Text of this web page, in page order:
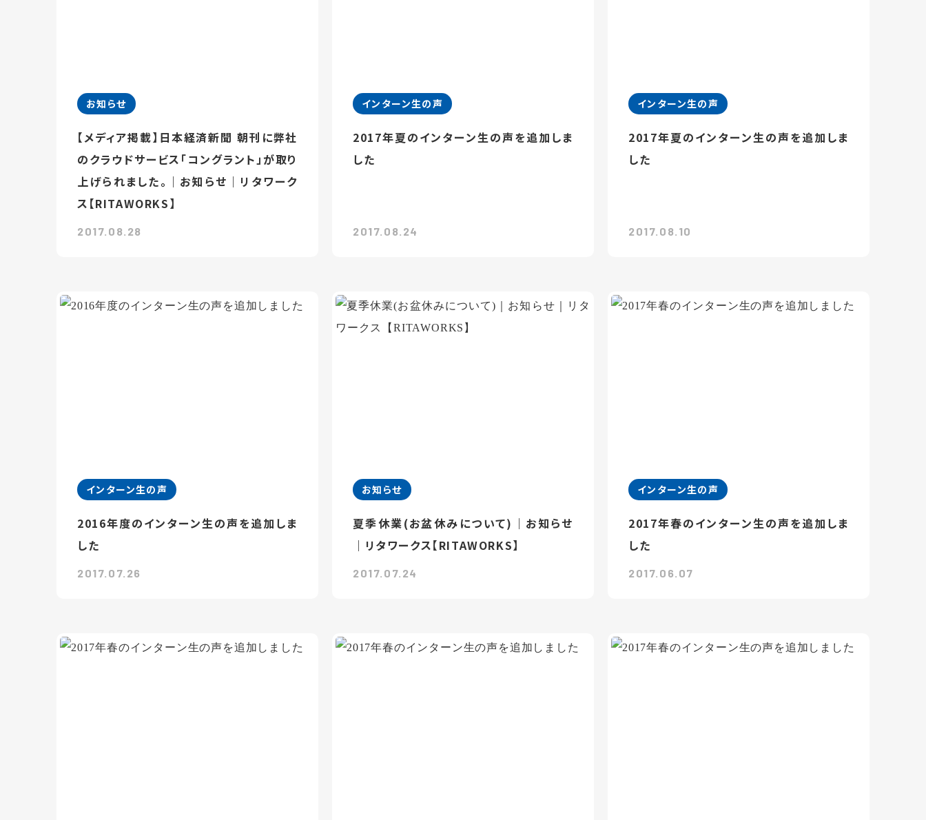
お知らせ
【メディア掲載】日本経済新聞 朝刊に弊社
のクラウドサービス「コングラント」が取り
上げられました。｜お知らせ｜リタワーク
ス【RITAWORKS】
2017.08.28
インターン生の声
2017年夏のインターン生の声を追加しま
した
2017.08.24
インターン生の声
2017年夏のインターン生の声を追加しま
した
2017.08.10
インターン生の声
2016年度のインターン生の声を追加しま
した
2017.07.26
お知らせ
夏季休業(お盆休みについて)｜お知らせ
｜リタワークス【RITAWORKS】
2017.07.24
インターン生の声
2017年春のインターン生の声を追加しま
した
2017.06.07